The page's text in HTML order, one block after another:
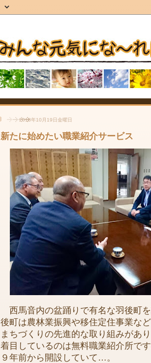
2018年10月19日金曜日
新たに始めたい職業紹介サービス
西馬音内の盆踊りで有名な羽後町
後町は農林業振興や移住定住事業な
まちづくりの先進的な取り組みがあ
着目しているのは無料職業紹介所で
９年前から開設していて…。